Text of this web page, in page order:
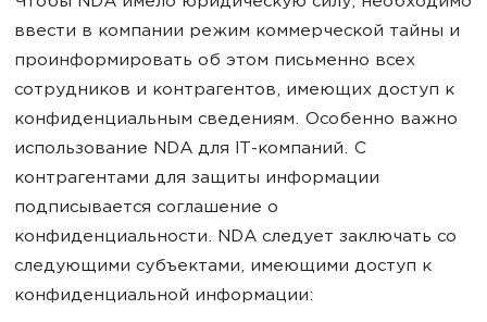
ввести в компании режим коммерческой тайны и
проинформировать об этом письменно всех
сотрудников и контрагентов, имеющих доступ к
конфиденциальным сведениям. Особенно важно
использование NDA для IT-компаний. С
контрагентами для защиты информации
подписывается соглашение о
конфиденциальности. NDA следует заключать со
следующими субъектами, имеющими доступ к
конфиденциальной информации: